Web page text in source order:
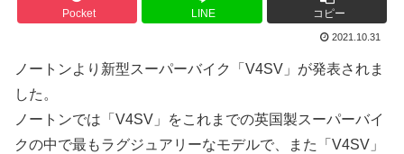
Pocket LINE コピー
2021.10.31
ノートンより新型スーパーバイク「V4SV」が発表されま
した。
ノートンでは「V4SV」をこれまでの英国製スーパーバイ
クの中で最もラグジュアリーなモデルで、また「V4SV」